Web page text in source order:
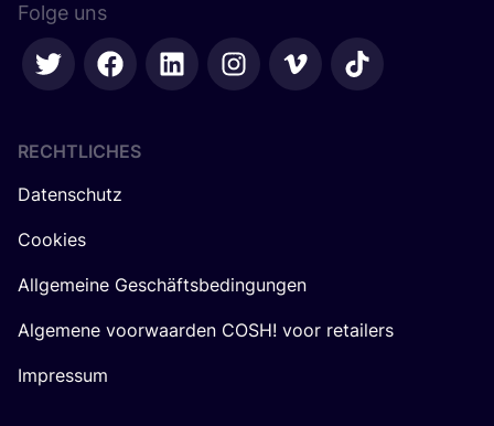
Folge uns
RECHTLICHES
Datenschutz
Cookies
Allgemeine Geschäftsbedingungen
Algemene voorwaarden COSH! voor retailers
Impressum